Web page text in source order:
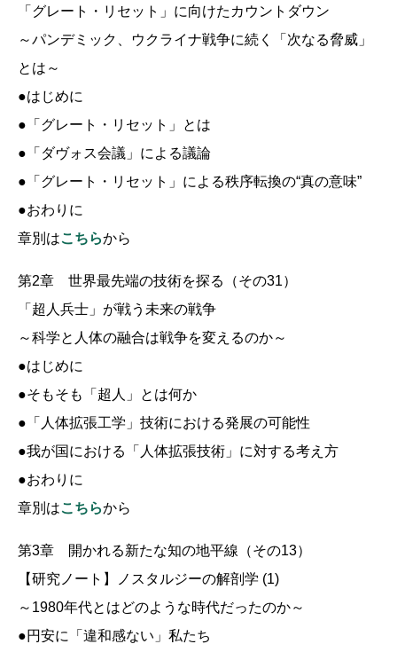
「グレート・リセット」に向けたカウントダウン
～パンデミック、ウクライナ戦争に続く「次なる脅威」
とは～
●はじめに
●「グレート・リセット」とは
●「ダヴォス会議」による議論
●「グレート・リセット」による秩序転換の“真の意味”
●おわりに
章別はこちらから
第2章 世界最先端の技術を探る（その31）
「超人兵士」が戦う未来の戦争
～科学と人体の融合は戦争を変えるのか～
●はじめに
●そもそも「超人」とは何か
●「人体拡張工学」技術における発展の可能性
●我が国における「人体拡張技術」に対する考え方
●おわりに
章別はこちらから
第3章 開かれる新たな知の地平線（その13）
【研究ノート】ノスタルジーの解剖学 (1)
～1980年代とはどのような時代だったのか～
●円安に「違和感ない」私たち